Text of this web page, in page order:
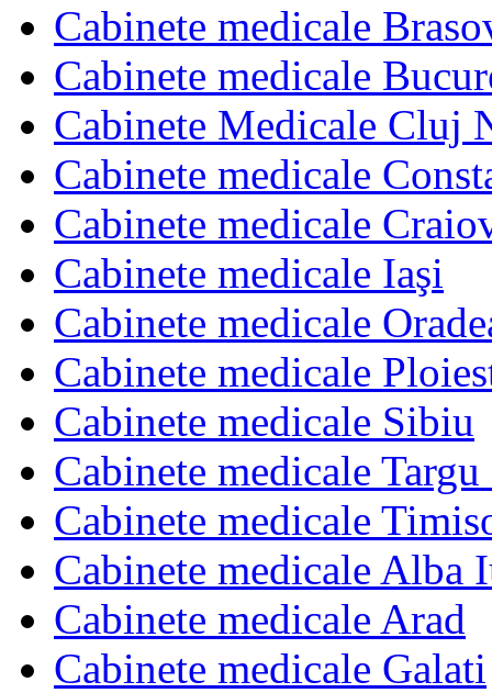
Cabinete medicale
Cabinete medicale
Cabinete Medicale Cluj
Cabinete medicale
Cabinete medicale
Cabinete medicale Iaşi
Cabinete medicale
Cabinete medicale
Cabinete medicale Sibiu
Cabinete medicale
Cabinete medicale
Cabinete medicale Alba
Cabinete medicale Arad
Cabinete medicale Galati